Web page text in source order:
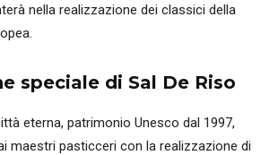
nella realizzazione dei classici della
speciale di Sal De Riso
eterna, patrimonio Unesco dal 1997,
maestri pasticceri con la realizzazione di